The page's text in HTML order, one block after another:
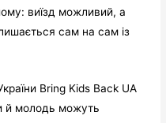
виїзд можливий, а
сам на сам із
Bring Kids Back UA
й молодь можуть